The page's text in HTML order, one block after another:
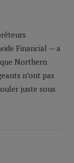
Financial — a
Northern
n’ont pas
juste sous